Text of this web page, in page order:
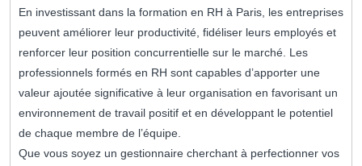
En investissant dans la formation en RH à Paris, les entreprises
peuvent améliorer leur productivité, fidéliser leurs employés et
renforcer leur position concurrentielle sur le marché. Les
professionnels formés en RH sont capables d’apporter une
valeur ajoutée significative à leur organisation en favorisant un
environnement de travail positif et en développant le potentiel
de chaque membre de l’équipe.
Que vous soyez un gestionnaire cherchant à perfectionner vos